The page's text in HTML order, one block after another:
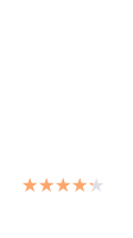
★★★★★
★★★★★